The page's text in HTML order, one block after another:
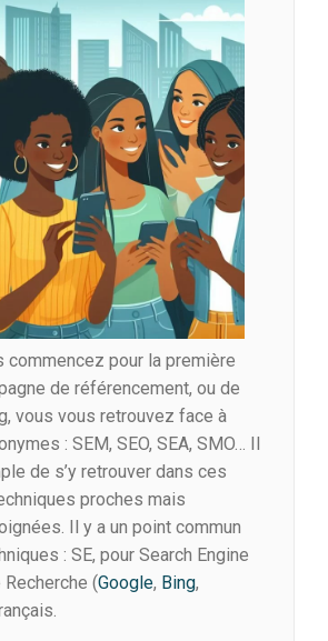
commencez pour la première
de référencement, ou de
vous vous retrouvez face à
: SEM, SEO, SEA, SMO… Il
de s’y retrouver dans ces
proches mais
Il y a un point commun
: SE, pour Search Engine
(Google, Bing,